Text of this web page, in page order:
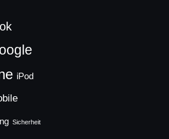
iPod
Sicherheit